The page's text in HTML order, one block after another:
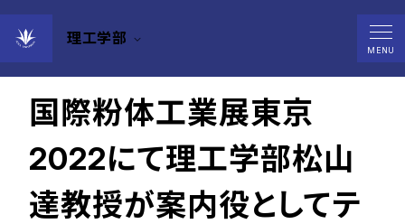
理工学部
MENU
2023年02月08日
国際粉体工業展東京
2022にて理工学部松山
達教授が案内役としてテ